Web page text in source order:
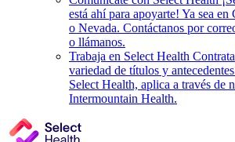
está ahí para apoyarte! Ya sea
o Nevada. Contáctanos por
o llámanos.
Trabaja en Select Health
variedad de títulos y
Select Health, aplica a través de
Intermountain Health.